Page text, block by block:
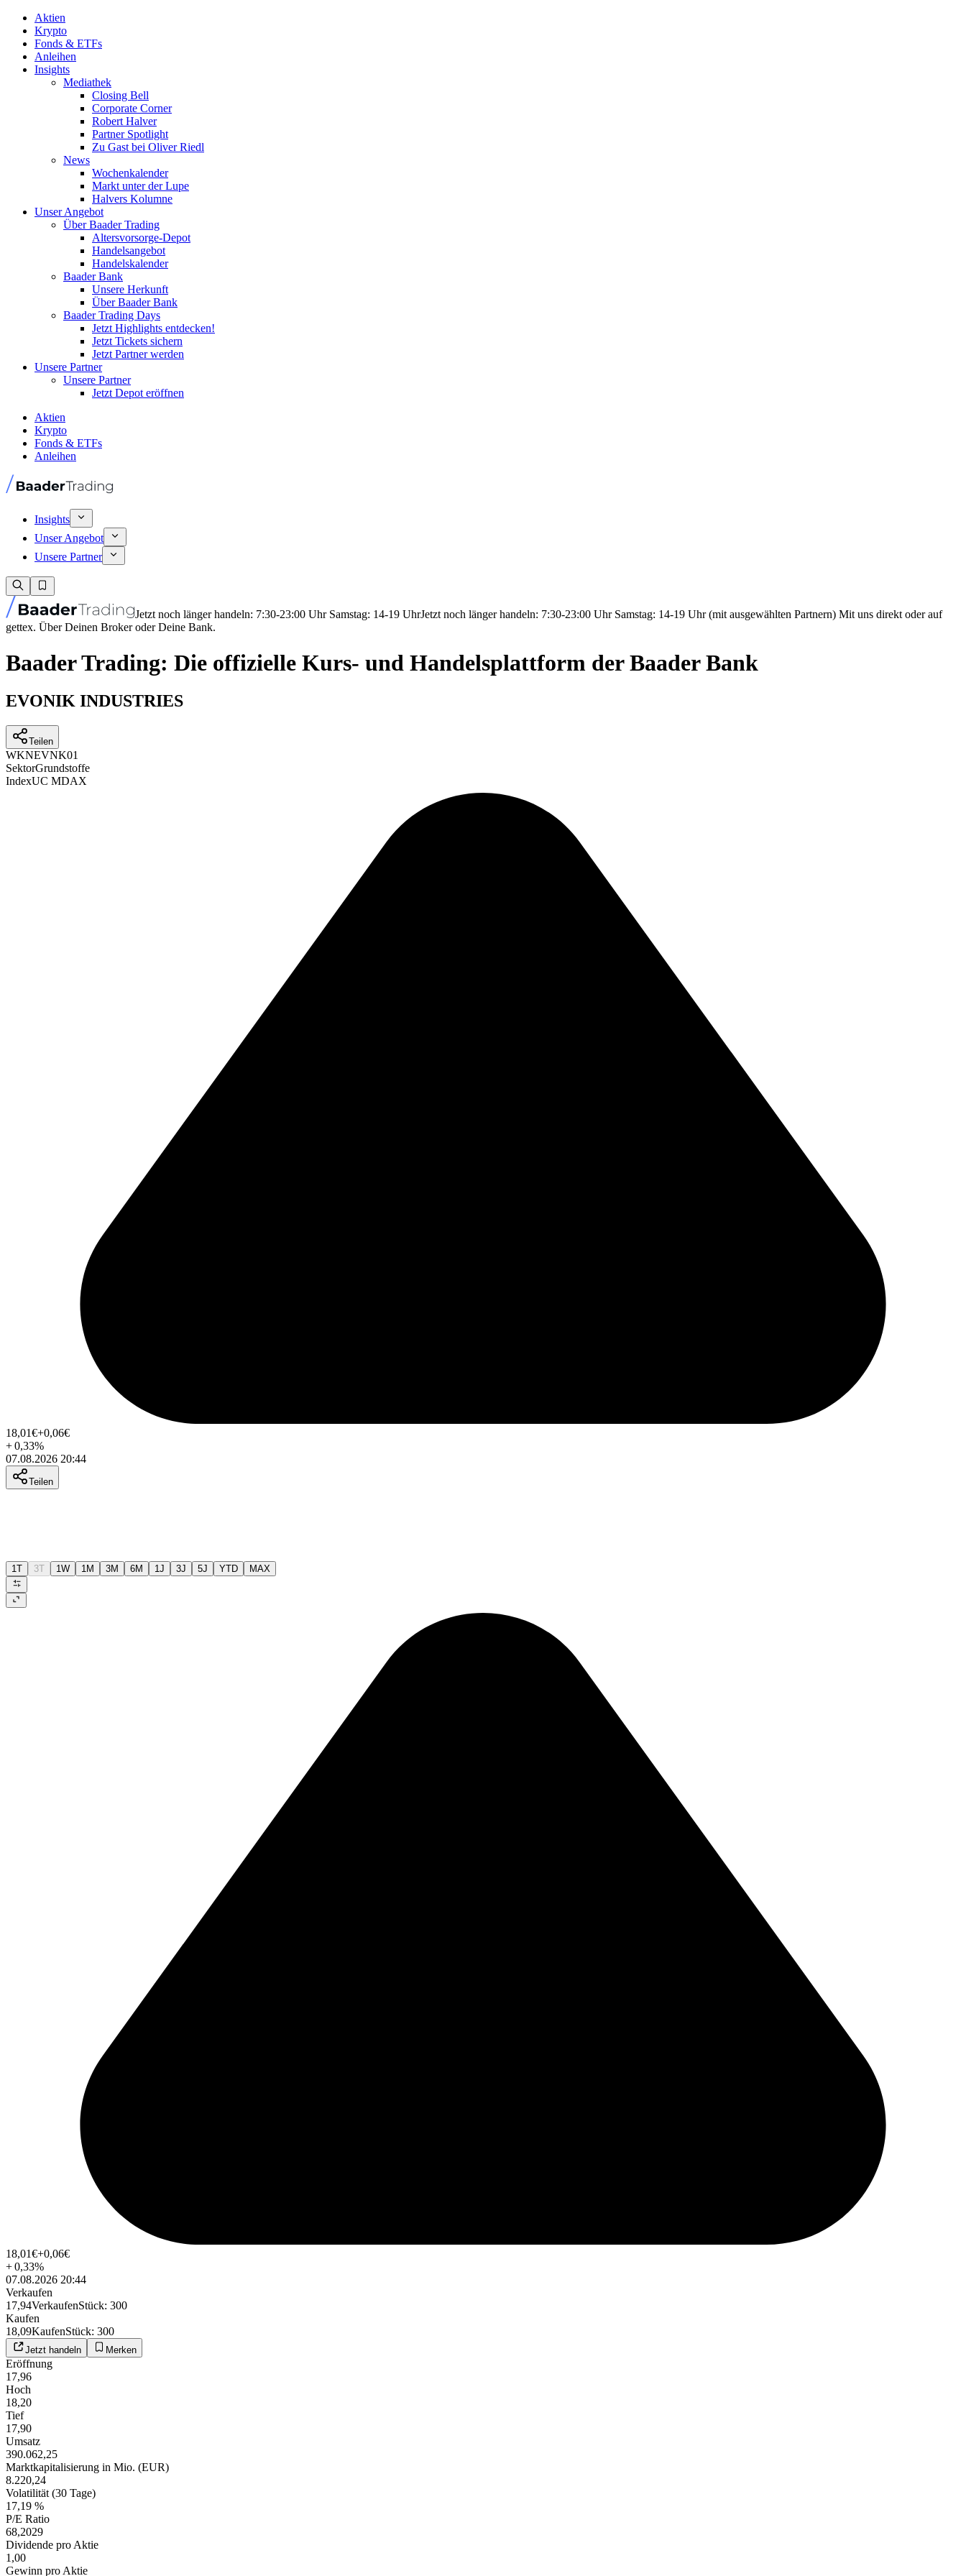
Aktien
Krypto
Fonds & ETFs
Anleihen
Insights
Mediathek
Closing Bell
Corporate Corner
Robert Halver
Partner Spotlight
Zu Gast bei Oliver Riedl
News
Wochenkalender
Markt unter der Lupe
Halvers Kolumne
Unser Angebot
Über Baader Trading
Altersvorsorge-Depot
Handelsangebot
Handelskalender
Baader Bank
Unsere Herkunft
Über Baader Bank
Baader Trading Days
Jetzt Highlights entdecken!
Jetzt Tickets sichern
Jetzt Partner werden
Unsere Partner
Unsere Partner
Jetzt Depot eröffnen
Aktien
Krypto
Fonds & ETFs
Anleihen
Insights
Unser Angebot
Unsere Partner
Jetzt noch länger handeln: 7:30-23:00 Uhr Samstag: 14-19 UhrJetzt noch länger handeln: 7:30-23:00 Uhr Samstag: 14-19 Uhr (mit ausgewählten Partnern) Mit uns direkt oder auf
gettex. Über Deinen Broker oder Deine Bank.
Baader Trading: Die offizielle Kurs- und Handelsplattform der Baader Bank
EVONIK INDUSTRIES
Teilen
WKNEVNK01
SektorGrundstoffe
IndexUC MDAX
18,01€+0,06€
+0,33%
07.08.2026 20:44
Teilen
1T 3T 1W 1M 3M 6M 1J 3J 5J YTD MAX
18,01€+0,06€
+0,33%
07.08.2026 20:44
Verkaufen
17,94VerkaufenStück: 300
Kaufen
18,09KaufenStück: 300
Jetzt handeln Merken
Eröffnung
17,96
Hoch
18,20
Tief
17,90
Umsatz
390.062,25
Marktkapitalisierung in Mio. (EUR)
8.220,24
Volatilität (30 Tage)
17,19 %
P/E Ratio
68,2029
Dividende pro Aktie
1,00
Gewinn pro Aktie